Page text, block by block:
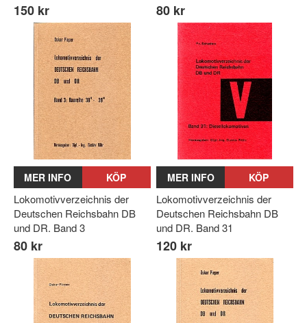
150 kr 80 kr
MER INFO KÖP
Lokomotivverzeichnis der
Deutschen Reichsbahn DB
und DR. Band 3
80 kr
MER INFO KÖP
Lokomotivverzeichnis der
Deutschen Reichsbahn DB
und DR. Band 31
120 kr